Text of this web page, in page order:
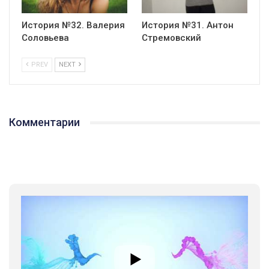
История №32. Валерия
Соловьева
История №31. Антон
Стремовский
PREV NEXT
Комментарии
разом. Ми закликаємо всіх хто поділяє цінності рівності та
солідарності, приєднатися до нас. Регіональні підрозділи
ГАУ є в 16 областях України.